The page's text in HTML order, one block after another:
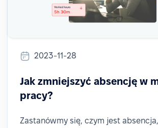
2023-11-28
Jak zmniejszyć absencję w
pracy?
Zastanówmy się, czym jest